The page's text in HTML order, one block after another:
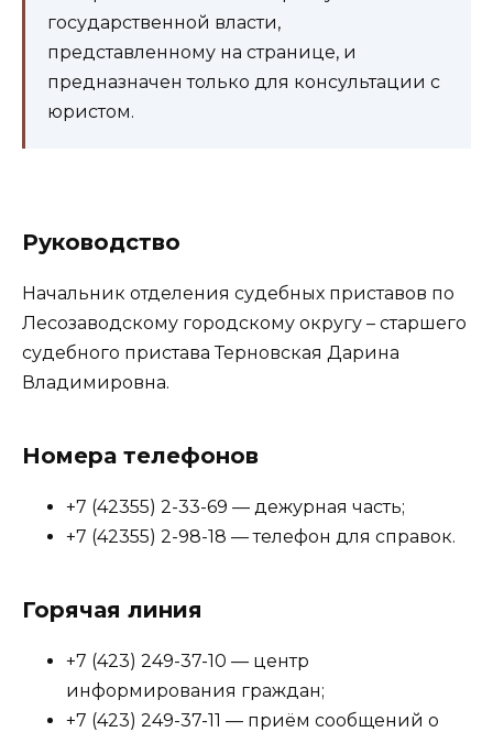
государственной власти,
представленному на странице, и
предназначен только для консультации с
юристом.
Руководство
Начальник отделения судебных приставов по
Лесозаводскому городскому округу – старшего
судебного пристава Терновская Дарина
Владимировна.
Номера телефонов
+7 (42355) 2-33-69 — дежурная часть;
+7 (42355) 2-98-18 — телефон для справок.
Горячая линия
+7 (423) 249-37-10 — центр
информирования граждан;
+7 (423) 249-37-11 — приём сообщений о